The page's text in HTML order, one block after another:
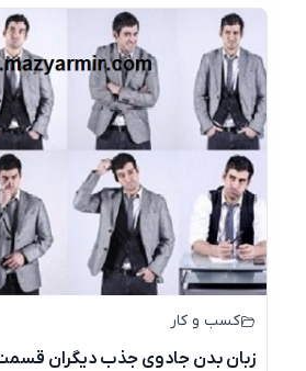
کسب و کار
زبان بدن جادوی جذب دیگران قسمت